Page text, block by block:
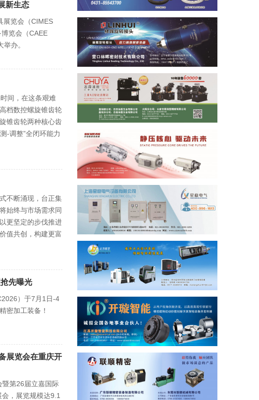
新生态
展览会（CIMES
览会（CAEE
办。
间，在这条艰难
档数控螺旋锥齿轮
锥齿轮两种核心齿
-调整”全闭环能力
不断涌现，台正集
始终与市场需求同
更坚定的步伐推进
值共创，构建更富
先曝光
）于7月1日-4
密加工装备！
展览会在重庆开
暨第26届立嘉国际
，展览规模达9.1